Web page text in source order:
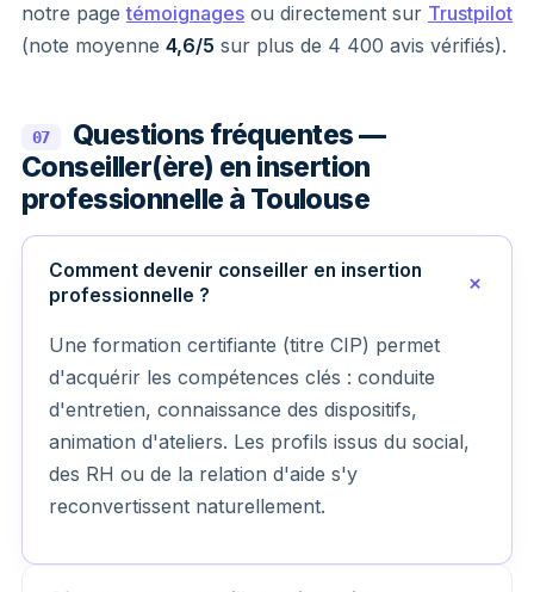
notre pagetémoignages ou directement sur Trustpilot
(note moyenne 4,6/5 sur plus de 4 400 avis vérifiés).
07
Questions fréquentes —
Conseiller(ère) en insertion
professionnelle à Toulouse
Comment devenir conseiller en insertion
professionnelle ?
Une formation certifiante (titre CIP) permet
d'acquérir les compétences clés : conduite
d'entretien, connaissance des dispositifs,
animation d'ateliers. Les profils issus du social,
des RH ou de la relation d'aide s'y
reconvertissent naturellement.